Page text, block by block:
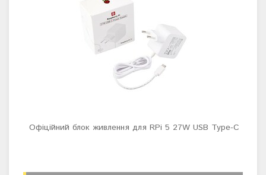
Офіційний блок живлення для RPi 5 27W USB Type-C